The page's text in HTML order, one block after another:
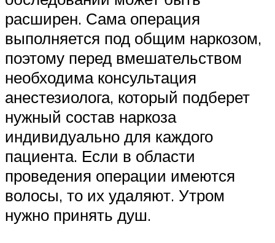
расширен. Сама операция
выполняется под общим наркозом,
поэтому перед вмешательством
необходима консультация
анестезиолога, который подберет
нужный состав наркоза
индивидуально для каждого
пациента. Если в области
проведения операции имеются
волосы, то их удаляют. Утром
нужно принять душ.